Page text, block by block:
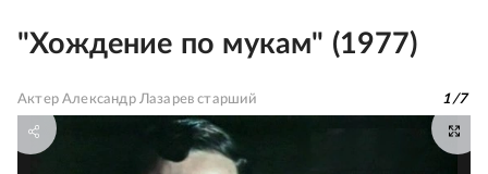
"Хождение по мукам" (1977)
Актер Александр Лазарев старший 1/7